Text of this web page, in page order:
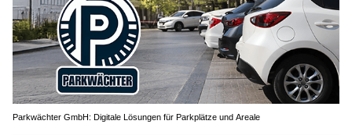
Parkwächter GmbH: Digitale Lösungen für Parkplätze und Areale